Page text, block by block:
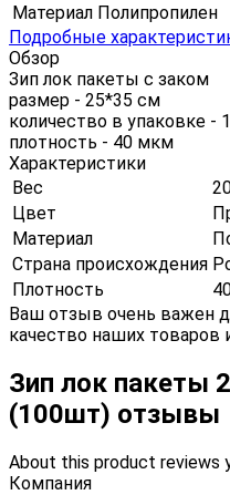
Материал Полипропилен
Подробные
Обзор
Зип лок пакеты с заком
размер - 25*35 см
количество в упаковке -
плотность - 40 мкм
Характеристики
Вес
Цвет
Материал
Страна происхождения
Плотность
Ваш отзыв очень важен
качество наших товаров
Зип лок пакеты
(100шт) отзывы
About this product reviews
Компания